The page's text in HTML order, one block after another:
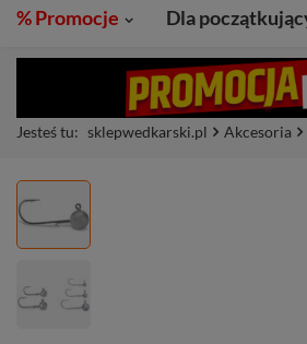
% Promocje Dla
Jesteś tu: sklepwedkarski.pl Akcesoria